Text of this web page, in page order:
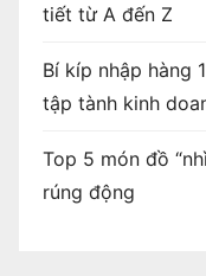
tiết từ A đến Z
Bí kíp nhập hàng
tập tành kinh
Top 5 món đồ
rúng động